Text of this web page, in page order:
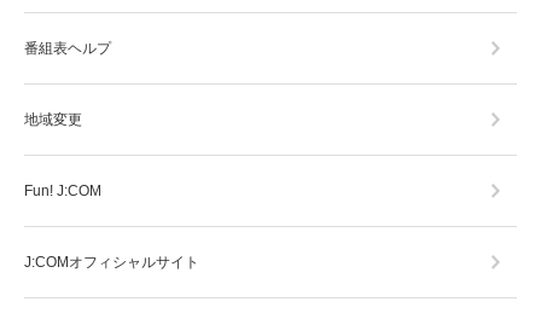
番組表ヘルプ
地域変更
Fun! J:COM
J:COMオフィシャルサイト